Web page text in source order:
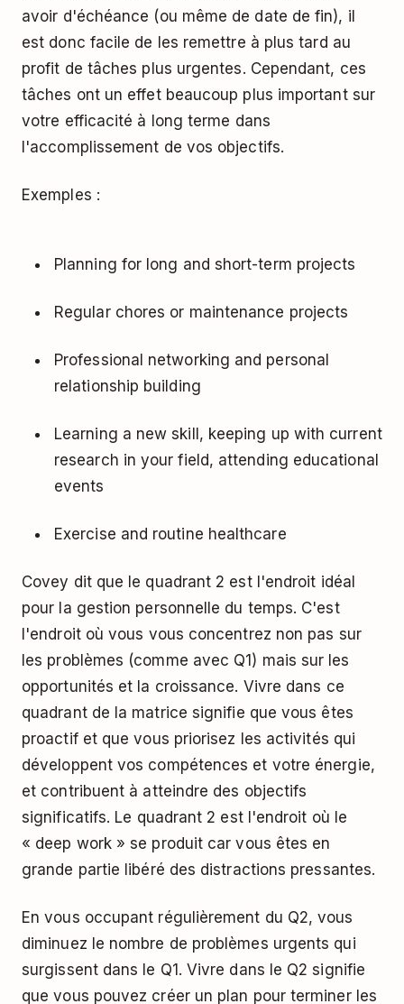
avoir d'échéance (ou même de date de fin), il
est donc facile de les remettre à plus tard au
profit de tâches plus urgentes. Cependant, ces
tâches ont un effet beaucoup plus important sur
votre efficacité à long terme dans
l'accomplissement de vos objectifs.
Exemples :
Planning for long and short-term projects
Regular chores or maintenance projects
Professional networking and personal
relationship building
Learning a new skill, keeping up with current
research in your field, attending educational
events
Exercise and routine healthcare
Covey dit que le quadrant 2 est l'endroit idéal
pour la gestion personnelle du temps. C'est
l'endroit où vous vous concentrez non pas sur
les problèmes (comme avec Q1) mais sur les
opportunités et la croissance. Vivre dans ce
quadrant de la matrice signifie que vous êtes
proactif et que vous priorisez les activités qui
développent vos compétences et votre énergie,
et contribuent à atteindre des objectifs
significatifs. Le quadrant 2 est l'endroit où le
« deep work» se produit car vous êtes en
grande partie libéré des distractions pressantes.
En vous occupant régulièrement du Q2, vous
diminuez le nombre de problèmes urgents qui
surgissent dans le Q1. Vivre dans le Q2 signifie
que vous pouvez créer un plan pour terminer les